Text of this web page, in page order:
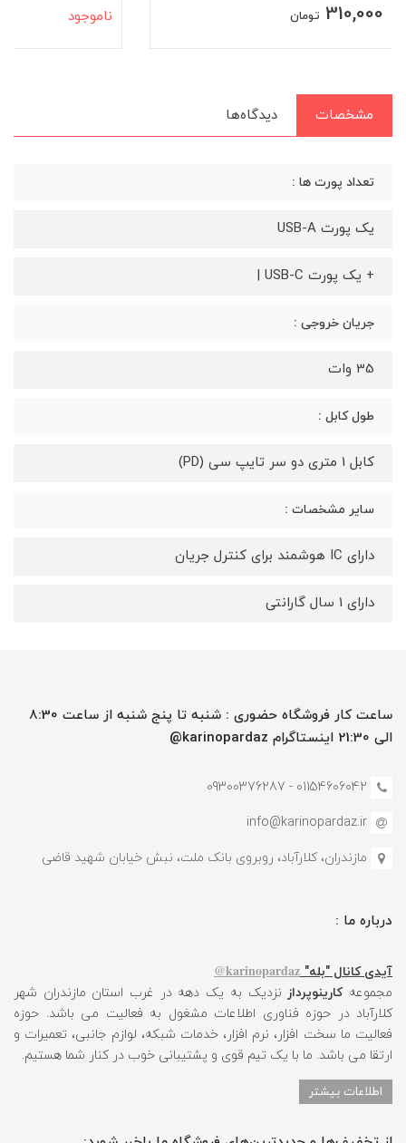
310,000 تومان ناموجود
مشخصات دیدگاه‌ها
تعداد پورت ها :
یک پورت USB-A
+ یک پورت USB-C |
جریان خروجی :
35 وات
طول کابل :
کابل 1 متری دو سر تایپ سی (PD)
سایر مشخصات :
دارای IC هوشمند برای کنترل جریان
دارای 1 سال گارانتی
ساعت کار فروشگاه حضوری : شنبه تا پنج شنبه از ساعت 8:30
الی 21:30 اینستاگرام karinopardaz@
01154606042 - 09300376287
info@karinopardaz.ir
مازندران، کلارآباد، روبروی بانک ملت، نبش خیابان شهید قاضی
درباره ما :
آیدی کانال "بله" karinopardaz@
مجموعهکارینوپرداز نزدیک به یک دهه در غرب استان مازندران شهر
کلارآباد در حوزه فناوری اطلاعات مشغول به فعالیت می باشد. حوزه
فعالیت ما سخت افزار، نرم افزار، خدمات شبکه، لوازم جانبی، تعمیرات و
ارتقا می باشد. ما با یک تیم قوی و پشتیبانی خوب در کنار شما هستیم.
اطلاعات بیشتر